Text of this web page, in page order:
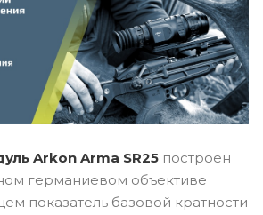
Arkon Arma SR25 построен
германиевом объективе
показатель базовой кратности